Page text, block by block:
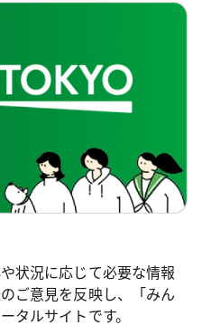
状況に応じて必要な情報
ご意見を反映し、「みん
タルサイトです。